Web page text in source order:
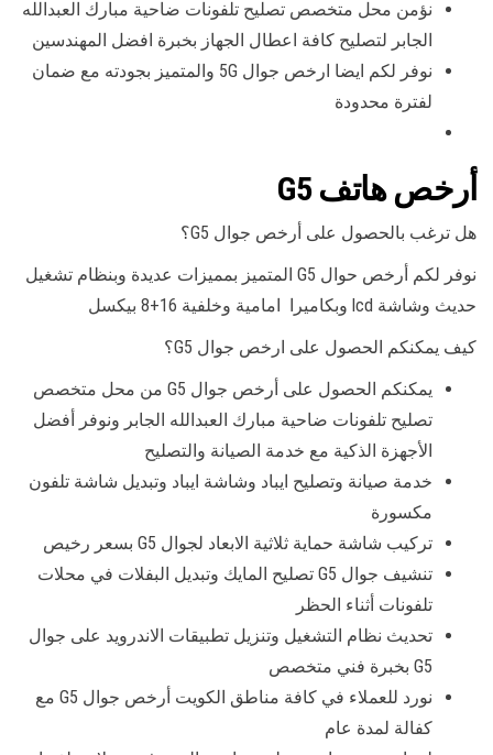
نؤمن محل متخصص تصليح تلفونات ضاحية مبارك العبدالله
الجابر لتصليح كافة اعطال الجهاز بخبرة افضل المهندسين
نوفر لكم ايضا ارخص جوال 5G والمتميز بجودته مع ضمان
لفترة محدودة
أرخص هاتف G5
هل ترغب بالحصول على أرخص جوال G5؟
نوفر لكم أرخص حوال G5 المتميز بمميزات عديدة وبنظام تشغيل
حديث وشاشة lcd وبكاميرا امامية وخلفية 16+8 بيكسل
كيف يمكنكم الحصول على ارخص جوال G5؟
يمكنكم الحصول على أرخص جوال G5 من محل متخصص
تصليح تلفونات ضاحية مبارك العبدالله الجابر ونوفر أفضل
الأجهزة الذكية مع خدمة الصيانة والتصليح
خدمة صيانة وتصليح ايباد وشاشة ايباد وتبديل شاشة تلفون
مكسورة
تركيب شاشة حماية ثلاثية الابعاد لجوال G5 بسعر رخيص
تنشيف جوال G5 تصليح المايك وتبديل البفلات في محلات
تلفونات أثناء الحظر
تحديث نظام التشغيل وتنزيل تطبيقات الاندرويد على جوال
G5 بخبرة فني متخصص
نورد للعملاء في كافة مناطق الكويت أرخص جوال G5 مع
كفالة لمدة عام